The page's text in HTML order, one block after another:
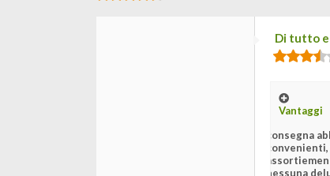
Di tutto
Vantaggi
consegna
nessuna